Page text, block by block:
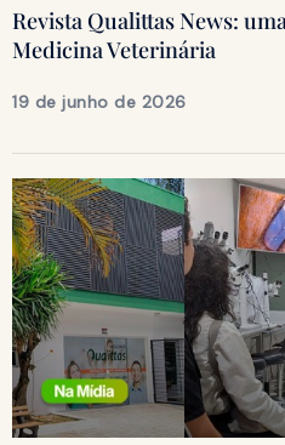
Revista Qualittas News:
Medicina Veterinária
19 de junho de 2026